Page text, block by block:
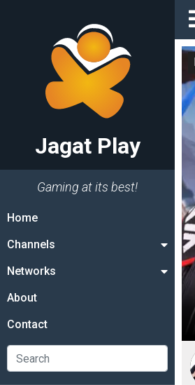
Jagat Play
Gaming at its best!
Home
Channels
Networks
About
Contact